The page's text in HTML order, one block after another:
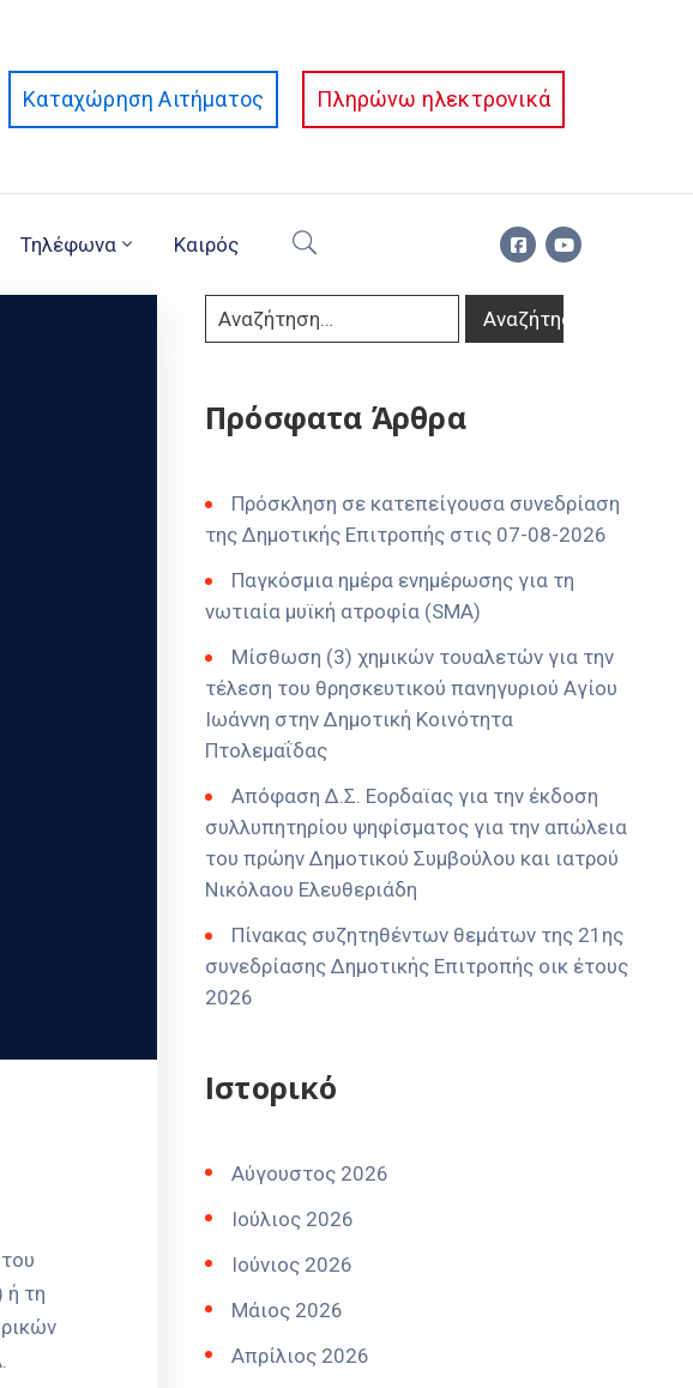
Καταχώρηση Αιτήματος Πληρώνω ηλεκτρονικά
Τηλέφωνα Καιρός
ή τη
Πρόσφατα Άρθρα
Πρόσκληση σε κατεπείγουσα συνεδρίαση
της Δημοτικής Επιτροπής στις 07-08-2026
Παγκόσμια ημέρα ενημέρωσης για τη
νωτιαία μυϊκή ατροφία (SMA)
Μίσθωση (3) χημικών τουαλετών για την
τέλεση του θρησκευτικού πανηγυριού Αγίου
Ιωάννη στην Δημοτική Κοινότητα
Πτολεμαΐδας
Απόφαση Δ.Σ. Εορδαϊας για την έκδοση
συλλυπητηρίου ψηφίσματος για την απώλεια
του πρώην Δημοτικού Συμβούλου και ιατρού
Νικόλαου Ελευθεριάδη
Πίνακας συζητηθέντων θεμάτων της 21ης
συνεδρίασης Δημοτικής Επιτροπής οικ έτους
2026
Ιστορικό
Αύγουστος 2026
Ιούλιος 2026
Ιούνιος 2026
Μάιος 2026
Απρίλιος 2026